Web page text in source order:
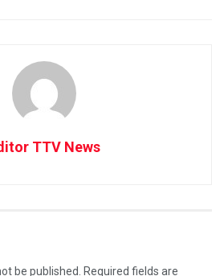
TTV News
be published. Required fields are